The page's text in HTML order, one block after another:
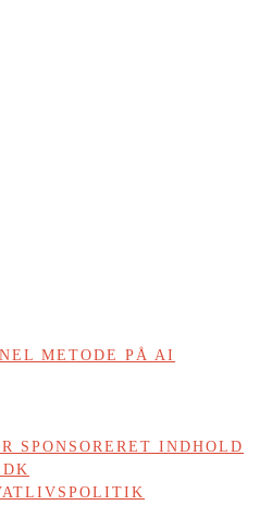
METODE PÅ AI
SPONSORERET INDHOLD